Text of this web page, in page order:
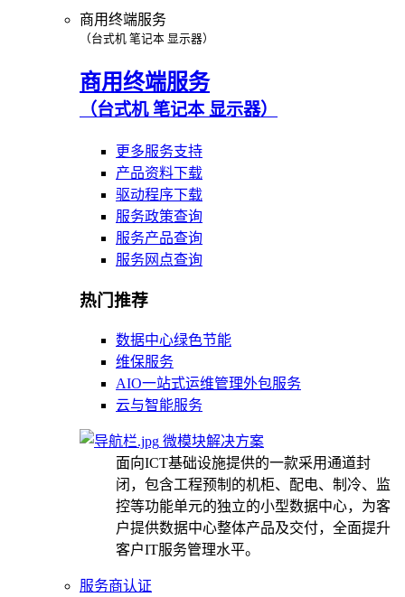
商用终端服务
（台式机 笔记本 显示器）
商用终端服务
（台式机 笔记本 显示器）
更多服务支持
产品资料下载
驱动程序下载
服务政策查询
服务产品查询
服务网点查询
热门推荐
数据中心绿色节能
维保服务
AIO一站式运维管理外包服务
云与智能服务
微模块解决方案
面向ICT基础设施提供的一款采用通道封
闭，包含工程预制的机柜、配电、制冷、监
控等功能单元的独立的小型数据中心，为客
户提供数据中心整体产品及交付，全面提升
客户IT服务管理水平。
服务商认证